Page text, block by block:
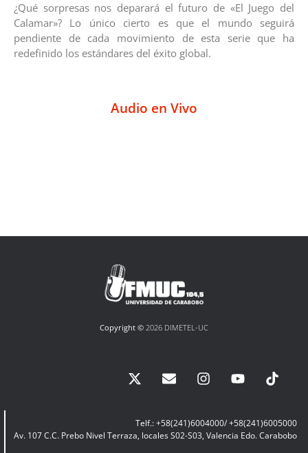
¿Qué sorpresas nos deparará el futuro de «El Juego del
Calamar»? Lo único cierto es que el mundo seguirá
pendiente de cada movimiento de esta serie que ha
redefinido los estándares del éxito global.
Audio en Vivo
Copyright © 2026 DIMETEL-UC
Telf.: +58(241)6004000/ +58(241)6005000
Av. 107 C.C. Prebo Nivel Terraza, locales S02-S03, Valencia Edo. Carabobo